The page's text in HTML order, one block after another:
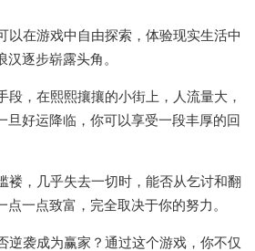
以在游戏中自由探索，体验现实生活中
逐步崭露头角。
段，在熙熙攘攘的小街上，人流量大，
旦好运降临，你可以享受一段丰厚的回
褛，几乎失去一切时，能否从乞讨和翻
一点致富，完全取决于你的努力。
逆袭成为赢家？通过这个游戏，你不仅